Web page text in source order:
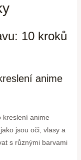
10 kroků
anime
kreslení anime
jsou oči, vlasy a
s různými barvami